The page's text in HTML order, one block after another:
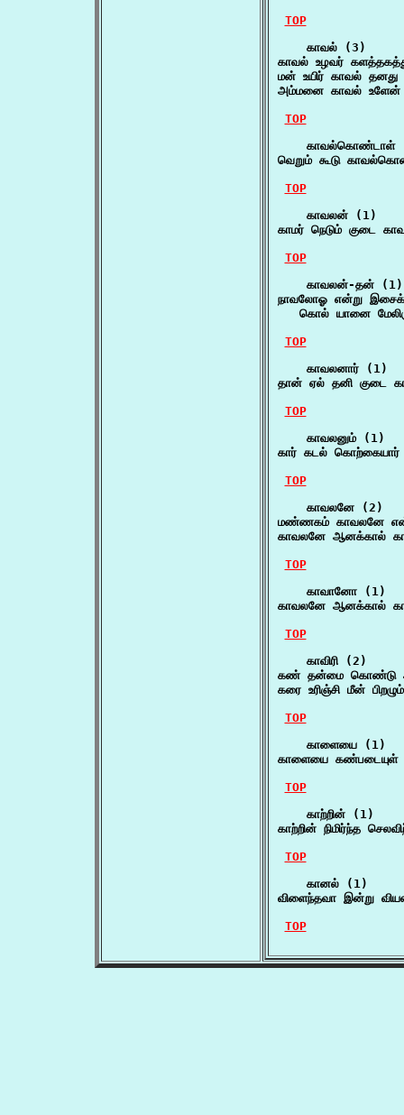
TOP
    காவல் (3)
காவல் உழவர்
மன் உயிர் காவல்
அம்மனை காவல்
TOP
காவல்கொண்டாள்
வெறும் கூடு
TOP
    காவலன் (1)
காமர் நெடும் குடை
TOP
    காவலன்-தன் (1)
நாவலோஓ என்று
கொல் யானை
TOP
    காவலனார் (1)
தான் ஏல் தனி குடை
TOP
    காவலனும் (1)
கார் கடல்
TOP
    காவலனே (2)
மண்ணகம் காவலனே
காவலனே ஆனக்கால்
TOP
    காவானோ (1)
காவலனே ஆனக்கால்
TOP
    காவிரி (2)
கண் தன்மை கொண்டு
கரை உரிஞ்சி மீன்
TOP
    காளையை (1)
காளையை
TOP
    காற்றின் (1)
காற்றின் நிமிர்ந்த
TOP
    கானல் (1)
விளைந்தவா இன்று
TOP